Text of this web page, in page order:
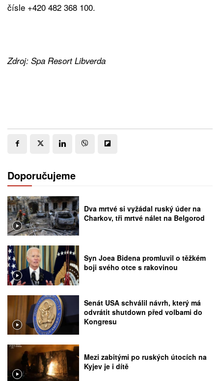
čísle +420 482 368 100.
Zdroj: Spa Resort Libverda
Doporučujeme
Dva mrtvé si vyžádal ruský úder na
Charkov, tři mrtvé nálet na Belgorod
Syn Joea Bidena promluvil o těžkém
boji svého otce s rakovinou
Senát USA schválil návrh, který má
odvrátit shutdown před volbami do
Kongresu
Mezi zabitými po ruských útocích na
Kyjev je i dítě